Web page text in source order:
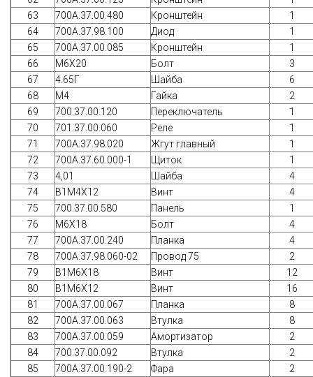
63
700А.37.00.480 Кронштейн
1
64
700А.37.98.100 Диод
1
65
700А.37.00.085 Кронштейн
1
66
М6Х20 Болт
3
67
4.65Г Шайба
6
68
М4 Гайка
2
69
700.37.00.120 Переключатель
1
70
701.37.00.060 Реле
1
71
700A.37.98.020 Жгут главный
1
72
700А.37.60.000-1 Щиток
1
73
4,01 Шайба
4
74
В1М4Х12 Винт
4
75
700.37.00.580 Панель
1
76
М6Х18 Болт
4
77
700А.37.00.240 Планка
4
78
700А.37.98.060-02 Провод 75
2
79
В1М6Х18 Винт
12
80
В1М6Х12 Винт
16
81
700А.37.00.067 Планка
8
82
700А.37.00.063 Втулка
8
83
700А.37.00.059 Амортизатор
2
84
700.37.00.092 Втулка
2
85
700A.37.00.190-2 Фара
2